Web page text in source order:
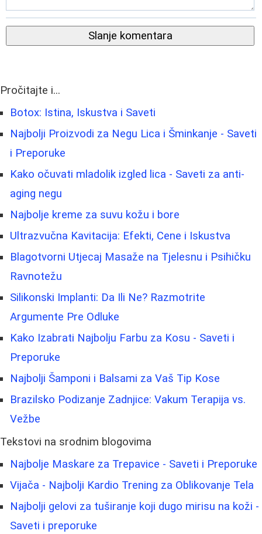
Slanje komentara
Pročitajte i...
Botox: Istina, Iskustva i Saveti
Najbolji Proizvodi za Negu Lica i Šminkanje - Saveti
i Preporuke
Kako očuvati mladolik izgled lica - Saveti za anti-
aging negu
Najbolje kreme za suvu kožu i bore
Ultrazvučna Kavitacija: Efekti, Cene i Iskustva
Blagotvorni Utjecaj Masaže na Tjelesnu i Psihičku
Ravnotežu
Silikonski Implanti: Da Ili Ne? Razmotrite
Argumente Pre Odluke
Kako Izabrati Najbolju Farbu za Kosu - Saveti i
Preporuke
Najbolji Šamponi i Balsami za Vaš Tip Kose
Brazilsko Podizanje Zadnjice: Vakum Terapija vs.
Vežbe
Tekstovi na srodnim blogovima
Najbolje Maskare za Trepavice - Saveti i Preporuke
Vijača - Najbolji Kardio Trening za Oblikovanje Tela
Najbolji gelovi za tuširanje koji dugo mirisu na koži -
Saveti i preporuke